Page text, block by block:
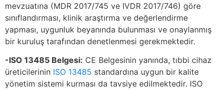
mevzuatına (MDR 2017/745 ve IVDR 2017/746) göre
sınıflandırması, klinik araştırma ve değerlendirme
yapması, uygunluk beyanında bulunması ve onaylanmış
bir kuruluş tarafından denetlenmesi gerekmektedir.
-ISO 13485 Belgesi: CE Belgesinin yanında, tıbbi cihaz
üreticilerinin ISO 13485 standardına uygun bir kalite
yönetim sistemi kurması da tavsiye edilmektedir. ISO